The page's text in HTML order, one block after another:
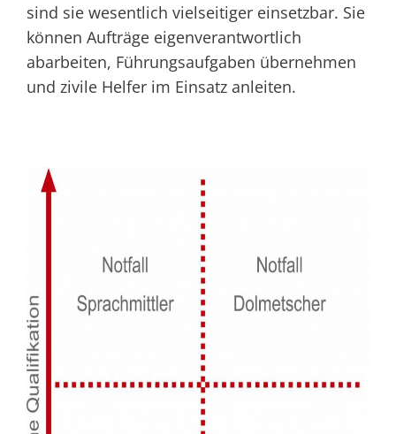
sind sie wesentlich vielseitiger einsetzbar. Sie
können Aufträge eigenverantwortlich
abarbeiten, Führungsaufgaben übernehmen
und zivile Helfer im Einsatz anleiten.